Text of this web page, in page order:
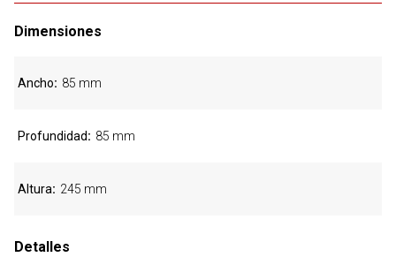
Dimensiones
Ancho 85 mm
Profundidad 85 mm
Altura 245 mm
Detalles